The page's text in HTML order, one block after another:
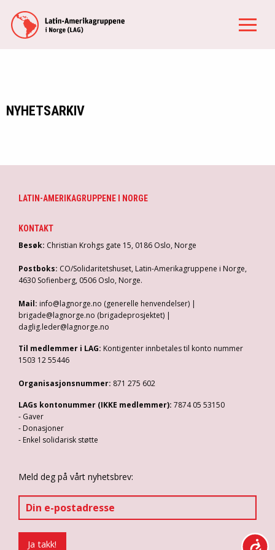
NYHETSARKIV
LATIN-AMERIKAGRUPPENE I NORGE
KONTAKT
Besøk: Christian Krohgs gate 15, 0186 Oslo, Norge
Postboks: CO/Solidaritetshuset, Latin-Amerikagruppene i Norge,
4630 Sofienberg, 0506 Oslo, Norge.
Mail: info@lagnorge.no (generelle henvendelser) |
brigade@lagnorge.no (brigadeprosjektet) |
daglig.leder@lagnorge.no
Til medlemmer i LAG: Kontigenter innbetales til konto nummer
1503 12 55446
Organisasjonsnummer: 871 275 602
LAGs kontonummer (IKKE medlemmer): 7874 05 53150
- Gaver
- Donasjoner
- Enkel solidarisk støtte
Meld deg på vårt nyhetsbrev: